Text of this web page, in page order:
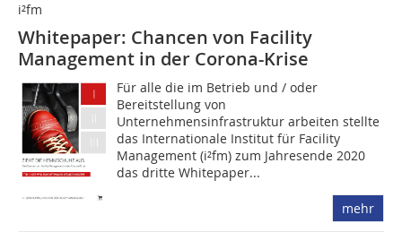
i²fm
Whitepaper: Chancen von Facility
Management in der Corona-Krise
Für alle die im Betrieb und / oder
Bereitstellung von
Unternehmensinfrastruktur arbeiten stellte
das Internationale Institut für Facility
Management (i²fm) zum Jahresende 2020
das dritte Whitepaper...
mehr